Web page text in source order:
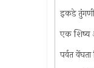
इकडे
एक शिष्य
पर्वत